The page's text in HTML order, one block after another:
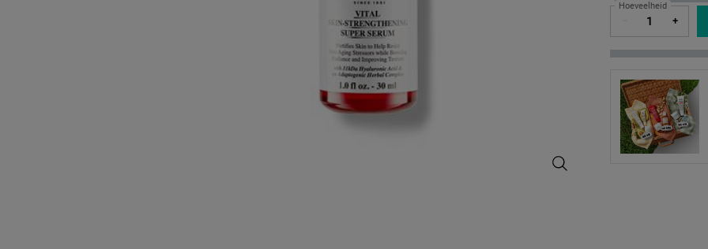
Vital Skin-Strengthening Super
Hoeveelheid
+